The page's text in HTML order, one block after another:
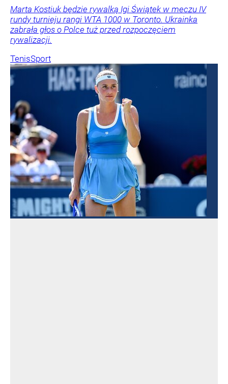
Marta Kostiuk będzie rywalką Igi Świątek w meczu IV
rundy turnieju rangi WTA 1000 w Toronto. Ukrainka
zabrała głos o Polce tuż przed rozpoczęciem
rywalizacji.
TenisSport